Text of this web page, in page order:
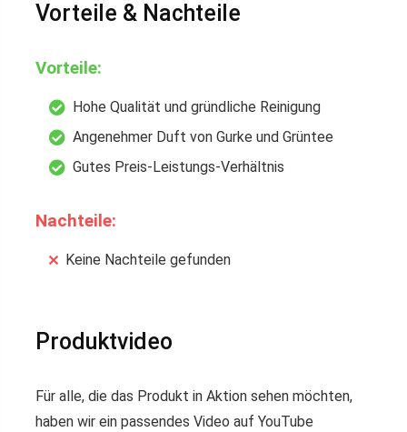
Vorteile & Nachteile
Vorteile:
Hohe Qualität und gründliche Reinigung
Angenehmer Duft von Gurke und Grüntee
Gutes Preis-Leistungs-Verhältnis
Nachteile:
Keine Nachteile gefunden
Produktvideo
Für alle, die das Produkt in Aktion sehen möchten,
haben wir ein passendes Video auf YouTube